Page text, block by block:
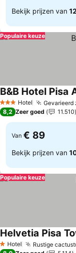
Bekijk prijzen van
Populaire keuze
3 SterrenHotel Gevarieerd
B&B Hotel Pisa
8,2 Zeer goed 11.510
Van € 89
Bekijk prijzen van
Populaire keuze
1 Sterren
Hotel Rustige
Helvetia Pisa